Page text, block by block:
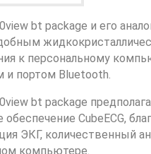
bt package и его
к персональному
портом Bluetooth.
bt package
CubeECG,
ЭКГ, количественный
компьютере.